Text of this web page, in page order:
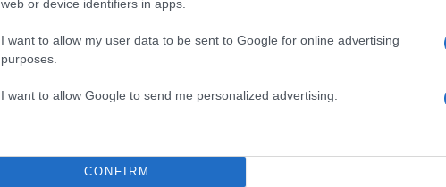
web or device identifiers in apps.
I want to allow my user data to be sent to Google for online advertising
purposes.
I want to allow Google to send me personalized advertising.
CONFIRM